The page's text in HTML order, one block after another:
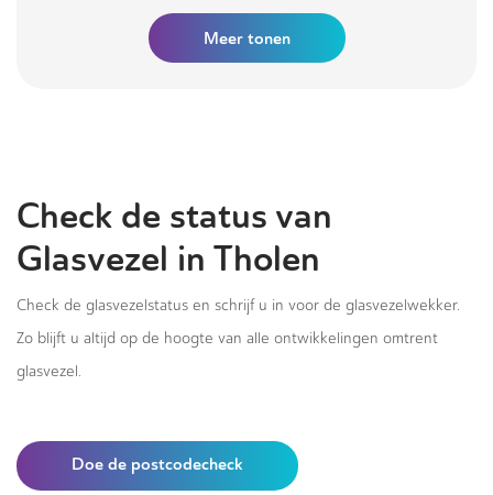
Meer tonen
Check de status van
Glasvezel in Tholen
Check de glasvezelstatus en schrijf u in voor de glasvezelwekker.
Zo blijft u altijd op de hoogte van alle ontwikkelingen omtrent
glasvezel.
Doe de postcodecheck